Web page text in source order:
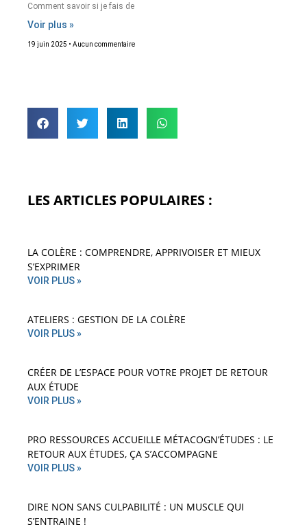
Comment savoir si je fais de
Voir plus »
19 juin 2025 Aucun commentaire
LES ARTICLES POPULAIRES :
LA COLÈRE : COMPRENDRE, APPRIVOISER ET MIEUX
S’EXPRIMER
VOIR PLUS »
ATELIERS : GESTION DE LA COLÈRE
VOIR PLUS »
CRÉER DE L’ESPACE POUR VOTRE PROJET DE RETOUR
AUX ÉTUDE
VOIR PLUS »
PRO RESSOURCES ACCUEILLE MÉTACOGN’ÉTUDES : LE
RETOUR AUX ÉTUDES, ÇA S’ACCOMPAGNE
VOIR PLUS »
DIRE NON SANS CULPABILITÉ : UN MUSCLE QUI
S’ENTRAINE !